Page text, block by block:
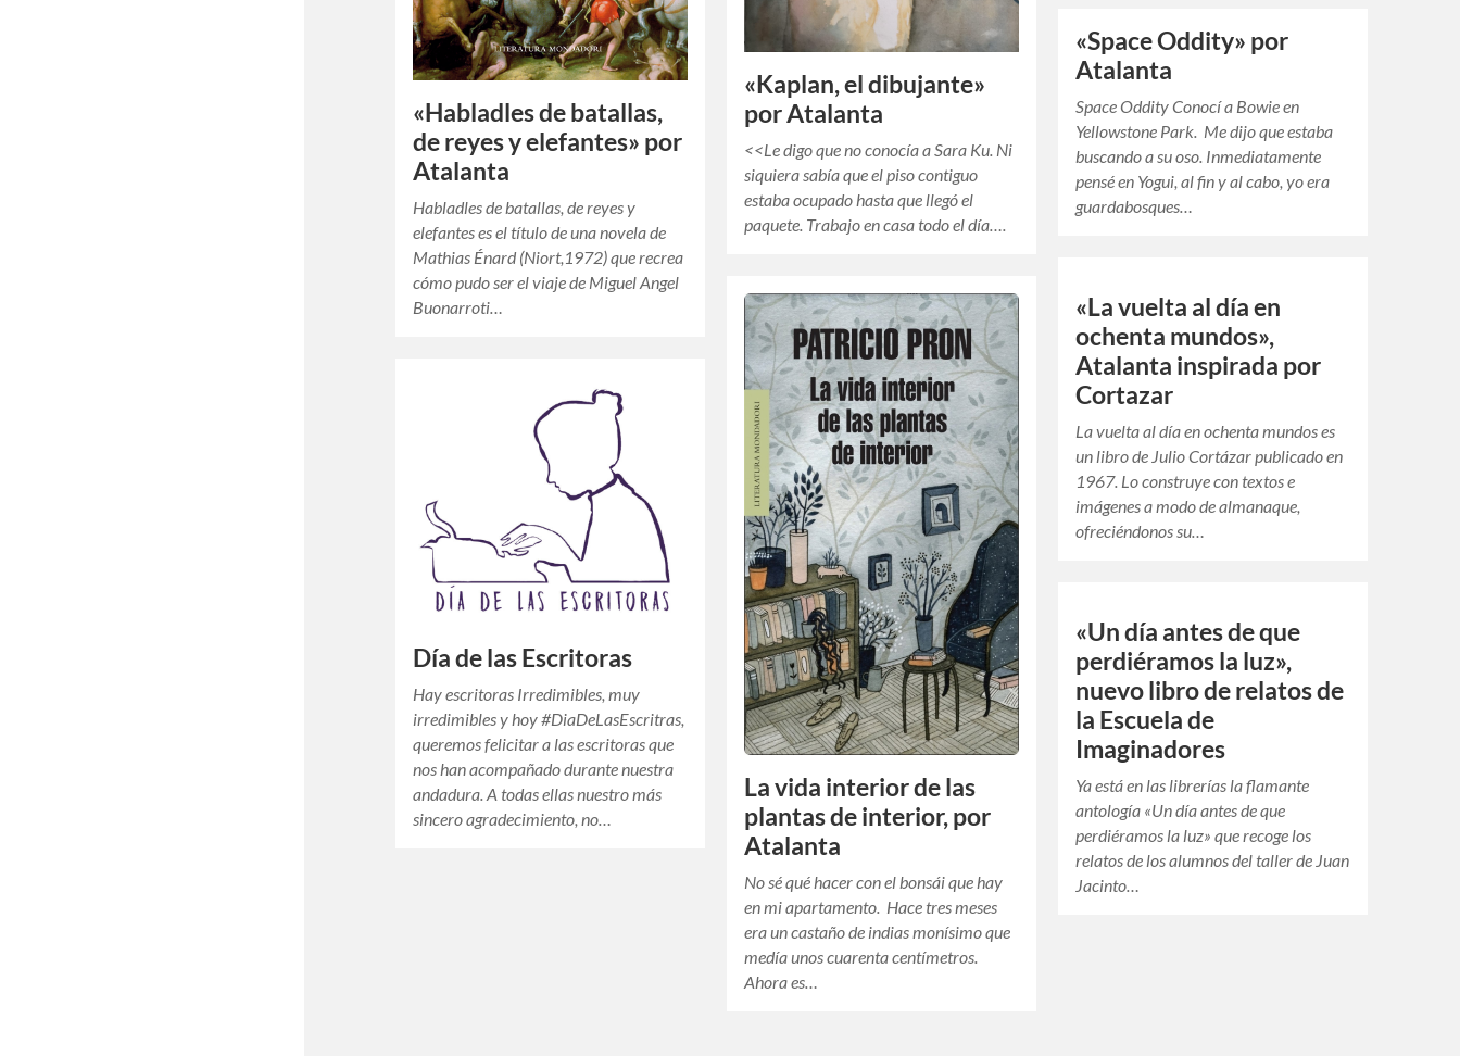
«Habladles de batallas,
de reyes y elefantes» por
Atalanta
Habladles de batallas, de reyes y
elefantes es el título de una novela de
Mathias Énard (Niort,1972) que recrea
cómo pudo ser el viaje de Miguel Angel
Buonarroti…
«Kaplan, el dibujante»
por Atalanta
<<Le digo que no conocía a Sara Ku. Ni
siquiera sabía que el piso contiguo
estaba ocupado hasta que llegó el
paquete. Trabajo en casa todo el día….
«Space Oddity» por
Atalanta
Space Oddity Conocí a Bowie en
Yellowstone Park. Me dijo que estaba
buscando a su oso. Inmediatamente
pensé en Yogui, al fin y al cabo, yo era
guardabosques…
«La vuelta al día en
ochenta mundos»,
Atalanta inspirada por
Cortazar
La vuelta al día en ochenta mundos es
un libro de Julio Cortázar publicado en
1967. Lo construye con textos e
imágenes a modo de almanaque,
ofreciéndonos su…
La vida interior de las
plantas de interior, por
Atalanta
No sé qué hacer con el bonsái que hay
en mi apartamento. Hace tres meses
era un castaño de indias monísimo que
medía unos cuarenta centímetros.
Ahora es…
Día de las Escritoras
Hay escritoras Irredimibles, muy
irredimibles y hoy #DiaDeLasEscritras,
queremos felicitar a las escritoras que
nos han acompañado durante nuestra
andadura. A todas ellas nuestro más
sincero agradecimiento, no…
«Un día antes de que
perdiéramos la luz»,
nuevo libro de relatos de
la Escuela de
Imaginadores
Ya está en las librerías la flamante
antología «Un día antes de que
perdiéramos la luz» que recoge los
relatos de los alumnos del taller de Juan
Jacinto…